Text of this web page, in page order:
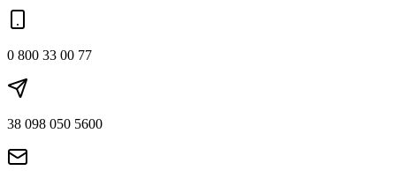
0 800 33 00 77
38 098 050 5600